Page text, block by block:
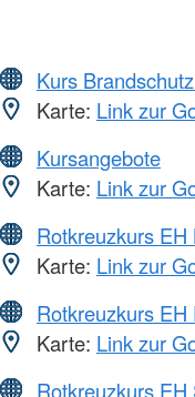
Kurs
Karte: Link zur
Kursangebote
Karte: Link zur
Rotkreuzkurs
Karte: Link zur
Rotkreuzkurs
Karte: Link zur
Rotkreuzkurs EH